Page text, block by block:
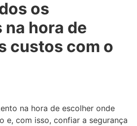
os
hora de
custos com o
na hora de escolher onde
e, com isso, confiar a segurança